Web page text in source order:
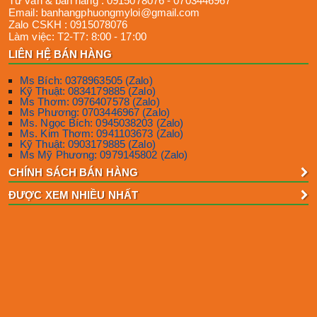
Email: banhangphuongmyloi@gmail.com
Zalo CSKH :0915078076
Làm việc: T2-T7: 8:00 - 17:00
LIÊN HỆ BÁN HÀNG
Ms Bích: 0378963505 (Zalo)
Kỹ Thuật: 0834179885 (Zalo)
Ms Thơm: 0976407578 (Zalo)
Ms Phương: 0703446967 (Zalo)
Ms. Ngọc Bích: 0945038203 (Zalo)
Ms. Kim Thơm: 0941103673 (Zalo)
Kỹ Thuật: 0903179885 (Zalo)
Ms Mỹ Phương: 0979145802 (Zalo)
CHÍNH SÁCH BÁN HÀNG
ĐƯỢC XEM NHIỀU NHẤT